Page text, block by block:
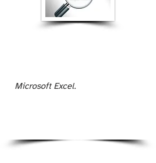
Microsoft Excel.